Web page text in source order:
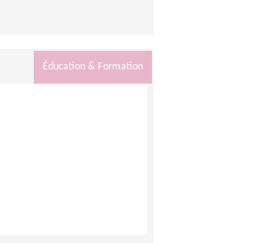
Éducation & Formation